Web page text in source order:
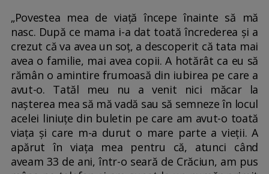
„Povestea mea de viață începe înainte să mă
nasc. După ce mama i-a dat toată încrederea și a
crezut că va avea un soț, a descoperit că tata mai
avea o familie, mai avea copii. A hotărât ca eu să
rămân o amintire frumoasă din iubirea pe care a
avut-o. Tatăl meu nu a venit nici măcar la
nașterea mea să mă vadă sau să semneze în locul
acelei liniuțe din buletin pe care am avut-o toată
viața și care m-a durut o mare parte a vieții. A
apărut în viața mea pentru că, atunci când
aveam 33 de ani, într-o seară de Crăciun, am pus